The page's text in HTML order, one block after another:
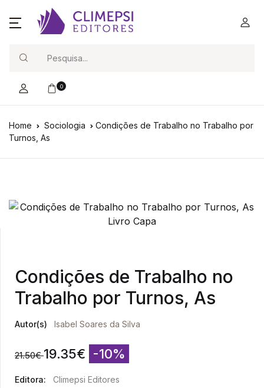
0
Home Sociologia
Condições de Trabalho no Trabalho por
Turnos, As
Condições de Trabalho no
Trabalho por Turnos, As
Autor(s) Isabel Soares da Silva
21.50€ 19.35€ -10%
Editora:
Climepsi Editores